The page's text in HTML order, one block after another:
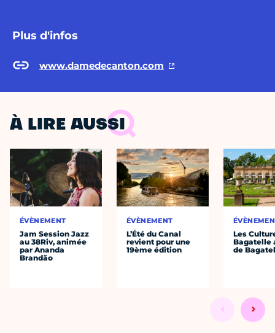
Plus d'infos
www.damedecanton.com
À LIRE AUSSI
ÉVÈNEMENT
Jam Session Jazz
au 38Riv, animée
par Ananda
Brandão
ÉVÈNEMENT
L’Été du Canal
revient pour une
19ème édition
Les
Bagatelle
de